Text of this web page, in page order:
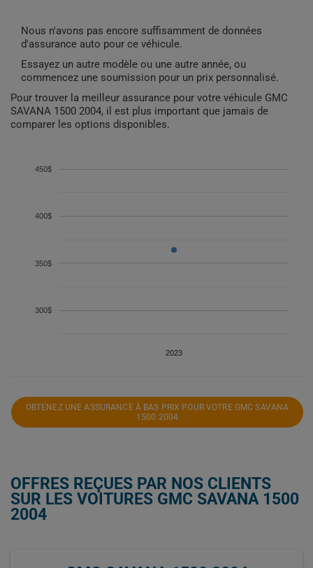
Nous n'avons pas encore suffisamment de données
d'assurance auto pour ce véhicule.
Essayez un autre modèle ou une autre année, ou
commencez une soumission pour un prix personnalisé.
Pour trouver la meilleur assurance pour votre véhicule GMC
SAVANA 1500 2004, il est plus important que jamais de
comparer les options disponibles.
2023
300$
350$
400$
450$
OBTENEZ UNE ASSURANCE À BAS PRIX POUR VOTRE GMC SAVANA
1500 2004
OFFRES REÇUES PAR NOS CLIENTS
SUR LES VOITURES GMC SAVANA 1500
2004